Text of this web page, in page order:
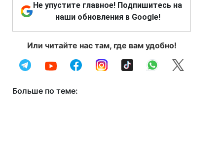
Не упустите главное! Подпишитесь на
наши обновления в Google!
Или читайте нас там, где вам удобно!
Больше по теме: